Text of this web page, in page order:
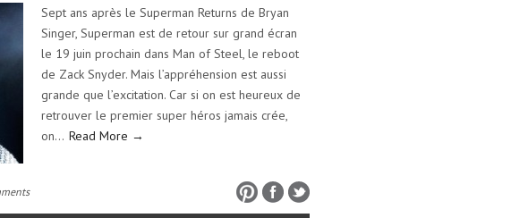
Sept ans après le Superman Returns de Bryan
Singer, Superman est de retour sur grand écran
le 19 juin prochain dans Man of Steel, le reboot
de Zack Snyder. Mais l’appréhension est aussi
grande que l’excitation. Car si on est heureux de
retrouver le premier super héros jamais crée,
on… Read More →